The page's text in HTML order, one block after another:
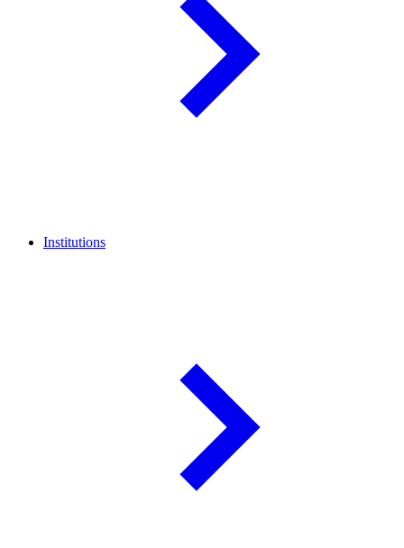
Institutions